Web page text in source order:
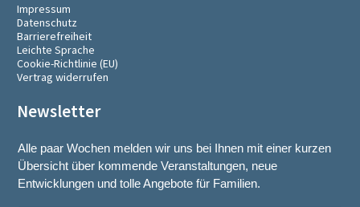
Impressum
Datenschutz
Barrierefreiheit
Leichte Sprache
Cookie-Richtlinie (EU)
Vertrag widerrufen
Newsletter
Alle paar Wochen melden wir uns bei Ihnen mit einer kurzen
Übersicht über kommende Veranstaltungen, neue
Entwicklungen und tolle Angebote für Familien.